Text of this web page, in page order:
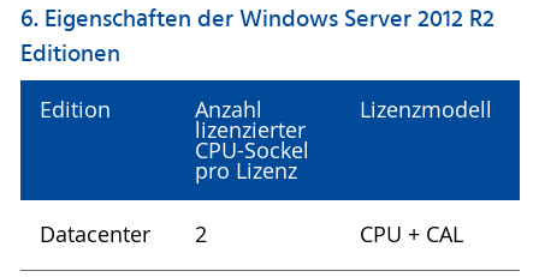
6. Eigenschaften der Windows Server 2012 R2
Editionen
Edition Anzahl
lizenzierter
CPU-Sockel
pro Lizenz
Lizenzmodell
Datacenter 2 CPU + CAL